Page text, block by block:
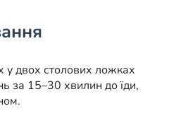
у двох столових ложках
за 15–30 хвилин до їди,